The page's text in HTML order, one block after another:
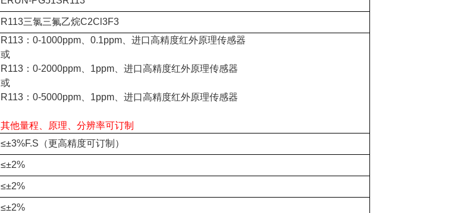
R113三氯三氟乙烷C2Cl3F3
R113：0-1000ppm、0.1ppm、进口高精度红外原理传感器
或
R113：0-2000ppm、1ppm、进口高精度红外原理传感器
或
R113：0-5000ppm、1ppm、进口高精度红外原理传感器
其他量程、原理、分辨率可订制
≤±3%F.S（更高精度可订制）
≤±2%
≤±2%
≤±2%